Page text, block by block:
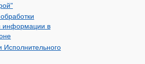
информации в
Исполнительного